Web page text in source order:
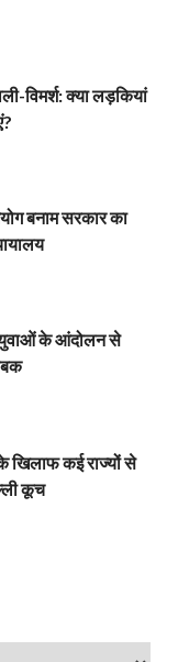
विमर्श: क्या लड़कियां
बनाम सरकार का
युवाओं के आंदोलन से
खिलाफ कई राज्यों से
कूच